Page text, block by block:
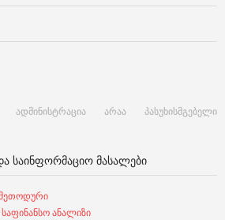
არაა პასუხისმგებელი
ᲡᲐᲘᲜᲤᲝᲠᲛᲐᲪᲘᲝ ᲛᲐᲡᲐᲚᲔᲑᲘ
მეთოდური
ანალიზი